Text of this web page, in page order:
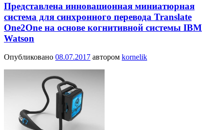
Представлена инновационная миниатюрная
система для синхронного перевода Translate
One2One на основе когнитивной системы IBM
Watson
Опубликовано 08.07.2017 автором kornelik